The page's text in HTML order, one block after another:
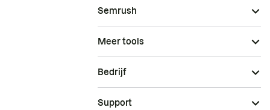
Semrush
Meer tools
Bedrijf
Support